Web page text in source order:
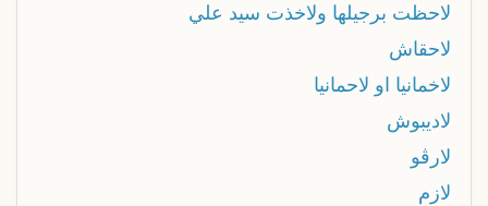
لاحظت برجيلها ولاخذت سيد علي
لاحقاش
لاخمانیا او لاحمانیا
لاديبوش
لارڨو
لازم